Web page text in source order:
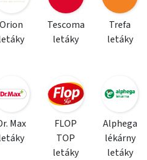
Orion
Tescoma
letáky
Trefa
letáky
Max
FLOP
TOP
letáky
Alphega
lékárny
letáky